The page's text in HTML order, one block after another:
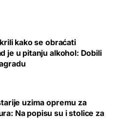
kako se obraćati
je u pitanju alkohol: Dobili
uzima opremu za
Na popisu su i stolice za